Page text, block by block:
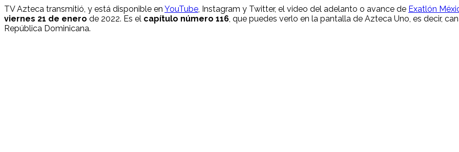
TV Azteca transmitió, y está disponible en YouTube , Instagram y Twitter, el video del adelanto o avance de Exatlón
viernes 21 de enero de 2022. Es el capítulo número 116 , que puedes verlo en la pantalla de Azteca Uno, es decir,
República Dominicana.